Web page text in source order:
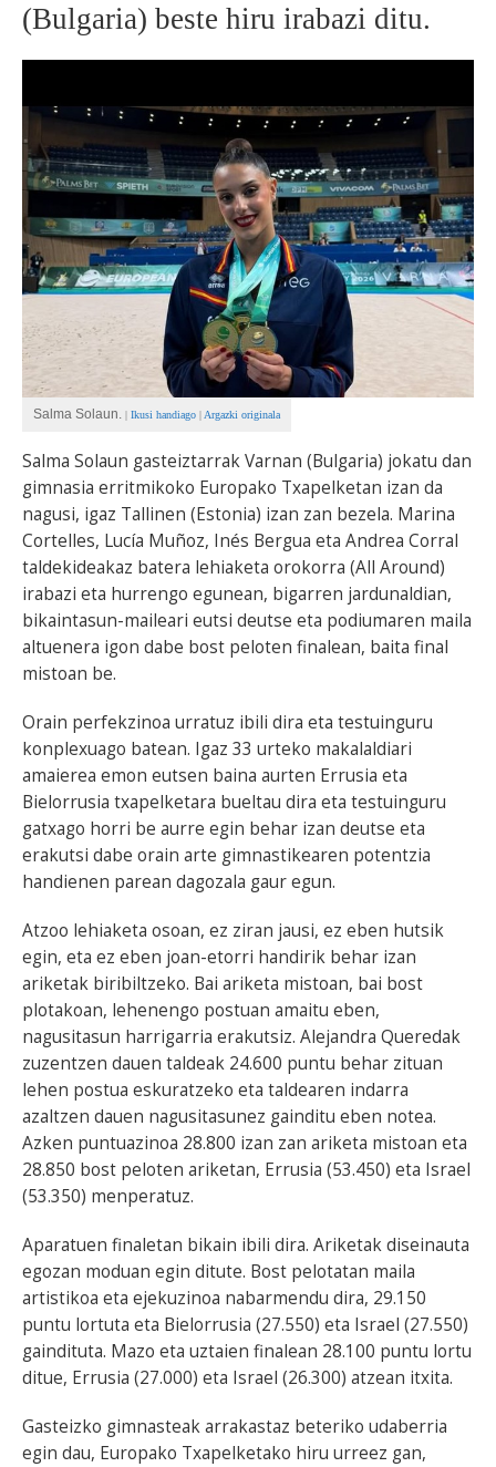
BEREZIAK
... AUKERA GEHIAGO
(Bulgaria) beste hiru irabazi ditu.
Salma Solaun. | Ikusi handiago | Argazki originala
Salma Solaun gasteiztarrak Varnan (Bulgaria) jokatu dan
gimnasia erritmikoko Europako Txapelketan izan da
nagusi, igaz Tallinen (Estonia) izan zan bezela. Marina
Cortelles, Lucía Muñoz, Inés Bergua eta Andrea Corral
taldekideakaz batera lehiaketa orokorra (All Around)
irabazi eta hurrengo egunean, bigarren jardunaldian,
bikaintasun-maileari eutsi deutse eta podiumaren maila
altuenera igon dabe bost peloten finalean, baita final
mistoan be.
Orain perfekzinoa urratuz ibili dira eta testuinguru
konplexuago batean. Igaz 33 urteko makalaldiari
amaierea emon eutsen baina aurten Errusia eta
Bielorrusia txapelketara bueltau dira eta testuinguru
gatxago horri be aurre egin behar izan deutse eta
erakutsi dabe orain arte gimnastikearen potentzia
handienen parean dagozala gaur egun.
Atzoo lehiaketa osoan, ez ziran jausi, ez eben hutsik
egin, eta ez eben joan-etorri handirik behar izan
ariketak biribiltzeko. Bai ariketa mistoan, bai bost
plotakoan, lehenengo postuan amaitu eben,
nagusitasun harrigarria erakutsiz. Alejandra Queredak
zuzentzen dauen taldeak 24.600 puntu behar zituan
lehen postua eskuratzeko eta taldearen indarra
azaltzen dauen nagusitasunez gainditu eben notea.
Azken puntuazinoa 28.800 izan zan ariketa mistoan eta
28.850 bost peloten ariketan, Errusia (53.450) eta Israel
(53.350) menperatuz.
Aparatuen finaletan bikain ibili dira. Ariketak diseinauta
egozan moduan egin ditute. Bost pelotatan maila
artistikoa eta ejekuzinoa nabarmendu dira, 29.150
puntu lortuta eta Bielorrusia (27.550) eta Israel (27.550)
gaindituta. Mazo eta uztaien finalean 28.100 puntu lortu
ditue, Errusia (27.000) eta Israel (26.300) atzean itxita.
Gasteizko gimnasteak arrakastaz beteriko udaberria
egin dau, Europako Txapelketako hiru urreez gan,